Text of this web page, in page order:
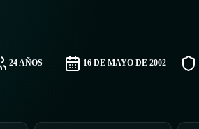
24 AÑOS 16 DE MAYO DE 2002